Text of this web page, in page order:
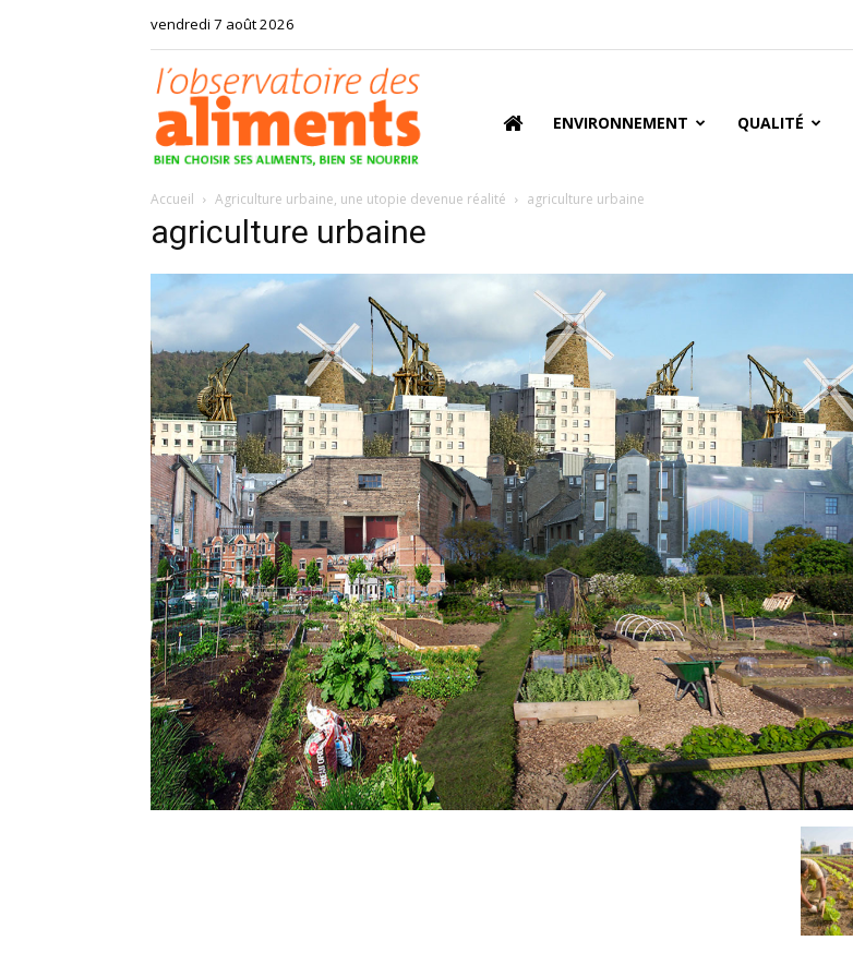
vendredi 7 août 2026
des
aliments
ENVIRONNEMENT QUALITÉ
Accueil Agriculture urbaine, une utopie devenue réalité agriculture urbaine
agriculture urbaine